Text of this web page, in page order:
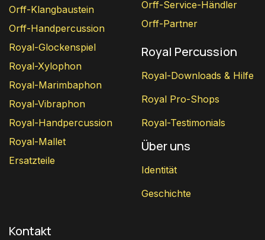
Orff-Klangbaustein
Orff-Handpercussion
Royal-Glockenspiel
Royal-Xylophon
Royal-Marimbaphon
Royal-Vibraphon
Royal-Handpercussion
Royal-Mallet
Ersatzteile
Orff-Service-Händler
Orff-Partner
Royal Percussion
Royal-Downloads & Hilfe
Royal Pro-Shops
Royal-Testimonials
Über uns
Identität
Geschichte
Kontakt